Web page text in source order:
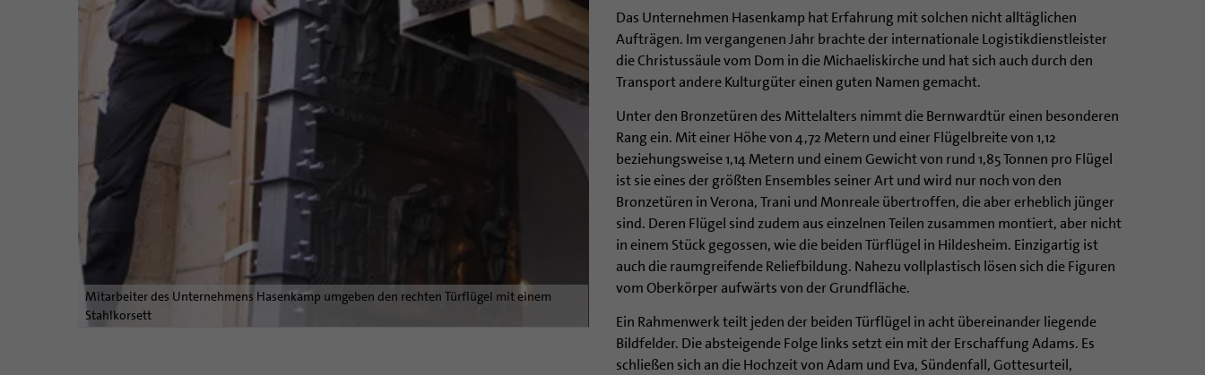
Mitarbeiter des Unternehmens Hasenkamp umgeben den rechten Türflügel mit einem
Stahlkorsett
Das Unternehmen Hasenkamp hat Erfahrung mit solchen nicht alltäglichen
Aufträgen. Im vergangenen Jahr brachte der internationale Logistikdienstleister
die Christussäule vom Dom in die Michaeliskirche und hat sich auch durch den
Transport andere Kulturgüter einen guten Namen gemacht.
Unter den Bronzetüren des Mittelalters nimmt die Bernwardtür einen besonderen
Rang ein. Mit einer Höhe von 4,72 Metern und einer Flügelbreite von 1,12
beziehungsweise 1,14 Metern und einem Gewicht von rund 1,85 Tonnen pro Flügel
ist sie eines der größten Ensembles seiner Art und wird nur noch von den
Bronzetüren in Verona, Trani und Monreale übertroffen, die aber erheblich jünger
sind. Deren Flügel sind zudem aus einzelnen Teilen zusammen montiert, aber nicht
in einem Stück gegossen, wie die beiden Türflügel in Hildesheim. Einzigartig ist
auch die raumgreifende Reliefbildung. Nahezu vollplastisch lösen sich die Figuren
vom Oberkörper aufwärts von der Grundfläche.
Ein Rahmenwerk teilt jeden der beiden Türflügel in acht übereinander liegende
Bildfelder. Die absteigende Folge links setzt ein mit der Erschaffung Adams. Es
schließen sich an die Hochzeit von Adam und Eva, Sündenfall, Gottesurteil,